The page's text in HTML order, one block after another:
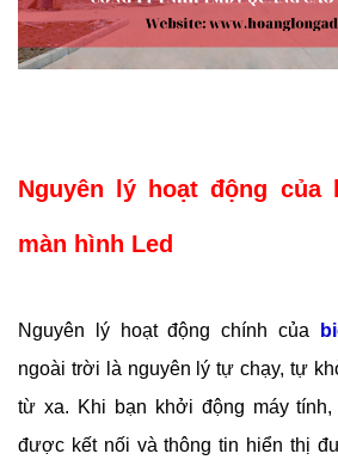
Nguyên lý hoạt động của
màn hình Led
Nguyên lý hoạt động chính của
ngoài trời là nguyên lý tự chạy, tự
từ xa. Khi bạn khởi động máy
được kết nối và thông tin hiển thị